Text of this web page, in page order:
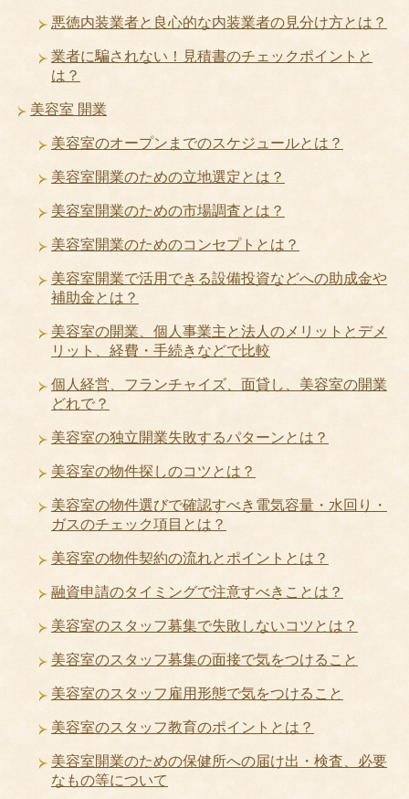
悪徳内装業者と良心的な内装業者の見分け方とは？
業者に騙されない！見積書のチェックポイントと
は？
美容室 開業
美容室のオープンまでのスケジュールとは？
美容室開業のための立地選定とは？
美容室開業のための市場調査とは？
美容室開業のためのコンセプトとは？
美容室開業で活用できる設備投資などへの助成金や
補助金とは？
美容室の開業、個人事業主と法人のメリットとデメ
リット、経費・手続きなどで比較
個人経営、フランチャイズ、面貸し、美容室の開業
どれで？
美容室の独立開業失敗するパターンとは？
美容室の物件探しのコツとは？
美容室の物件選びで確認すべき電気容量・水回り・
ガスのチェック項目とは？
美容室の物件契約の流れとポイントとは？
融資申請のタイミングで注意すべきことは？
美容室のスタッフ募集で失敗しないコツとは？
美容室のスタッフ募集の面接で気をつけること
美容室のスタッフ雇用形態で気をつけること
美容室のスタッフ教育のポイントとは？
美容室開業のための保健所への届け出・検査、必要
なもの等について